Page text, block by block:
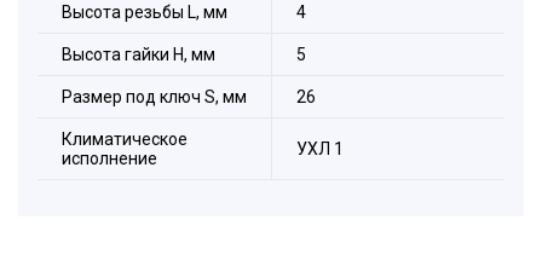
Высота резьбы L, мм 4
Высота гайки H, мм 5
Размер под ключ S, мм 26
Климатическое
исполнение
УХЛ 1